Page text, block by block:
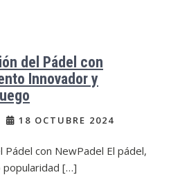
del Pádel con
Innovador y
18 OCTUBRE 2024
Pádel con NewPadel El pádel,
popularidad […]